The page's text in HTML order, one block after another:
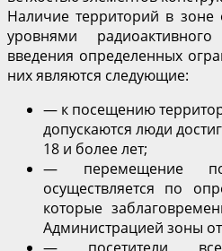
Наличие территорий в
уровнями
введения определенных
них являются следующие:
— к посещению
допускаются люди
18 и более лет;
— перемещение
осуществляется по
которые
Администрацией зоны